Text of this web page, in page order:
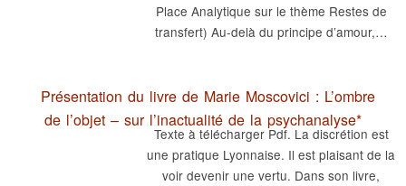
Place Analytique sur le thème Restes de
transfert) Au-delà du principe d’amour,…
Présentation du livre de Marie Moscovici : L’ombre
de l’objet – sur l’inactualité de la psychanalyse*
Texte à télécharger Pdf. La discrétion est
une pratique Lyonnaise. Il est plaisant de la
voir devenir une vertu. Dans son livre,